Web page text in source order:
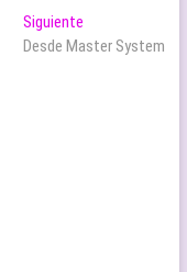
Siguiente
siguiente:
Desde Master System